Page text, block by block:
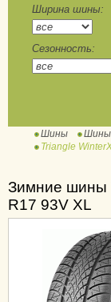
Ширина шины:
Сезонность:
Шины Шины
Triangle
Зимние шины
R17 93V XL